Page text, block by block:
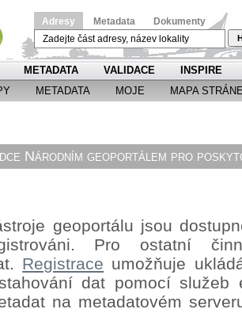
Adresy Metadata Dokumenty
METADATA VALIDACE
INSPIRE
METADATA MOJE MAPA
Národním geoportálem pro
geoportálu jsou
Pro ostatní
Registrace umožňuje
dat pomocíslužeb
na metadatovém